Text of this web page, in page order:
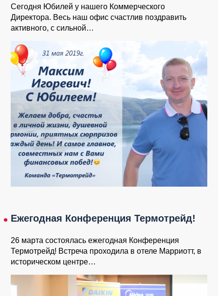
Сегодня Юбилей у нашего Коммерческого
Директора. Весь наш офис счастлив поздравить
активного, с сильной…
Ежегодная Конференция Термотрейд!
26 марта состоялась ежегодная Конференция
Термотрейд! Встреча проходила в отеле Марриотт, в
историческом центре…